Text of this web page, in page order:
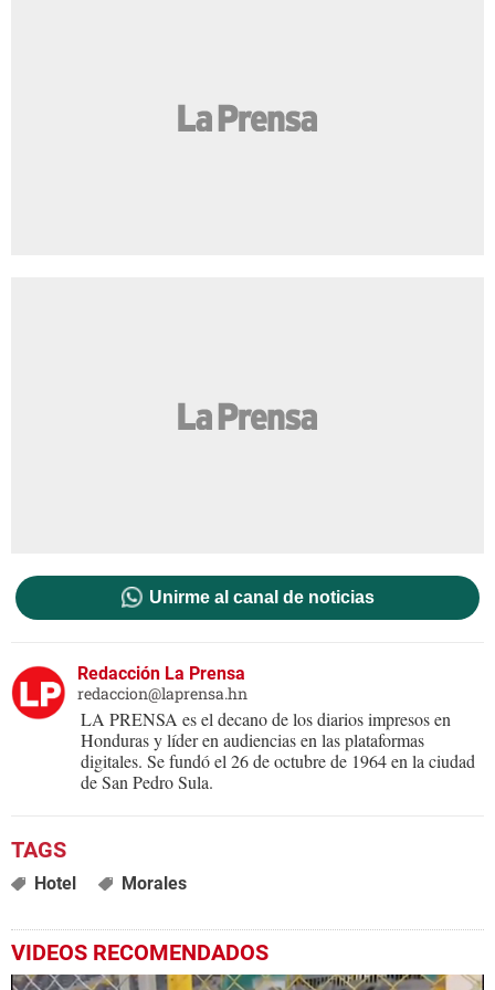
Unirme al canal de noticias
Redacción La Prensa
redaccion@laprensa.hn
LA PRENSA es el decano de los diarios impresos en
Honduras y líder en audiencias en las plataformas
digitales. Se fundó el 26 de octubre de 1964 en la ciudad
de San Pedro Sula.
Hotel Morales
VIDEOS RECOMENDADOS